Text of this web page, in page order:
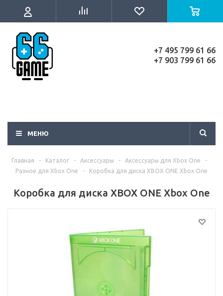
+7 495 799 61 66
+7 903 799 61 66
МЕНЮ
Главная - Каталог - Аксессуары - Аксессуары для Xbox One
-
Разное для Xbox One
- Коробка для диска XBOX ONE Xbox One
Коробка для диска XBOX ONE Xbox One